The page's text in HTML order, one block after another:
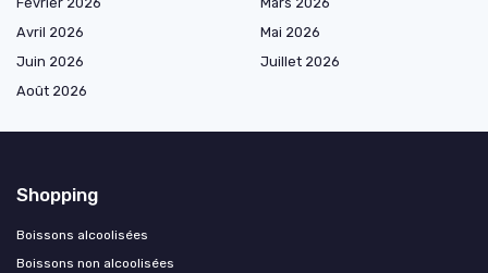
Avril 2026
Mai 2026
Juin 2026
Juillet 2026
Août 2026
Shopping
Boissons alcoolisées
Boissons non alcoolisées